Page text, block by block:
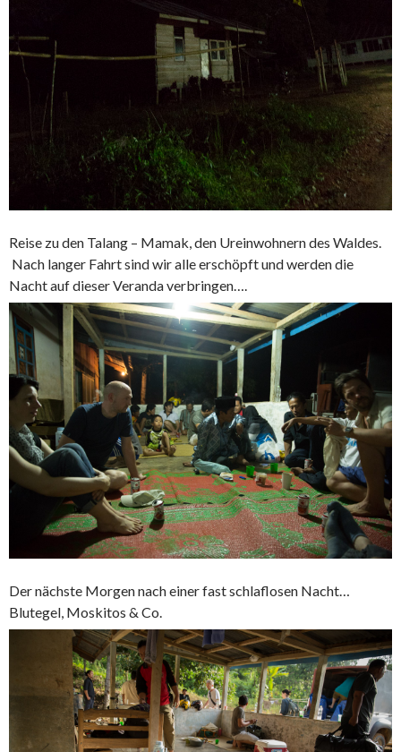
Reise zu den Talang – Mamak, den Ureinwohnern des Waldes.
Nach langer Fahrt sind wir alle erschöpft und werden die
Nacht auf dieser Veranda verbringen….
Der nächste Morgen nach einer fast schlaflosen Nacht…
Blutegel, Moskitos & Co.